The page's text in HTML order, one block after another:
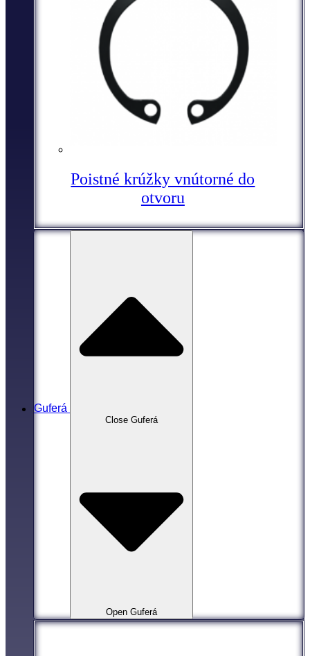
Poistné krúžky vnútorné do
otvoru
Guferá
Close Guferá
Open Guferá